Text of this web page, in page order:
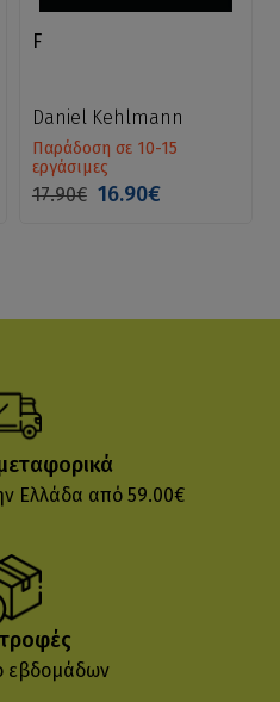
F
Daniel Kehlmann
Παράδοση σε 10-15
εργάσιμες
17.90€ 16.90€
Ελλάδα από 59.00€
εβδομάδων